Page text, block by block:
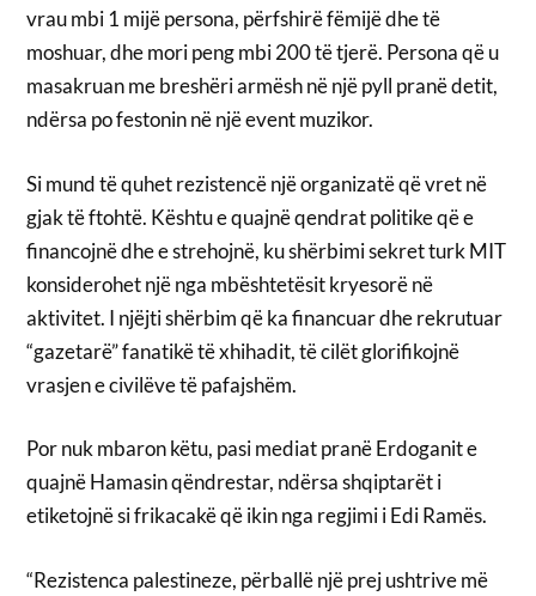
vrau mbi 1 mijë persona, përfshirë fëmijë dhe të
moshuar, dhe mori peng mbi 200 të tjerë. Persona që u
masakruan me breshëri armësh në një pyll pranë detit,
ndërsa po festonin në një event muzikor.
Si mund të quhet rezistencë një organizatë që vret në
gjak të ftohtë. Kështu e quajnë qendrat politike që e
financojnë dhe e strehojnë, ku shërbimi sekret turk MIT
konsiderohet një nga mbështetësit kryesorë në
aktivitet. I njëjti shërbim që ka financuar dhe rekrutuar
“gazetarë” fanatikë të xhihadit, të cilët glorifikojnë
vrasjen e civilëve të pafajshëm.
Por nuk mbaron këtu, pasi mediat pranë Erdoganit e
quajnë Hamasin qëndrestar, ndërsa shqiptarët i
etiketojnë si frikacakë që ikin nga regjimi i Edi Ramës.
“Rezistenca palestineze, përballë një prej ushtrive më